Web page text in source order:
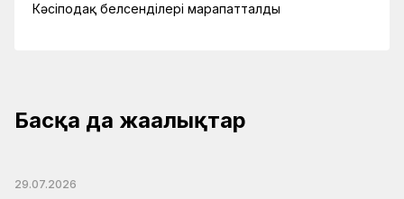
Кәсіподақ белсенділері марапатталды
Басқа да жаңалықтар
29.07.2026